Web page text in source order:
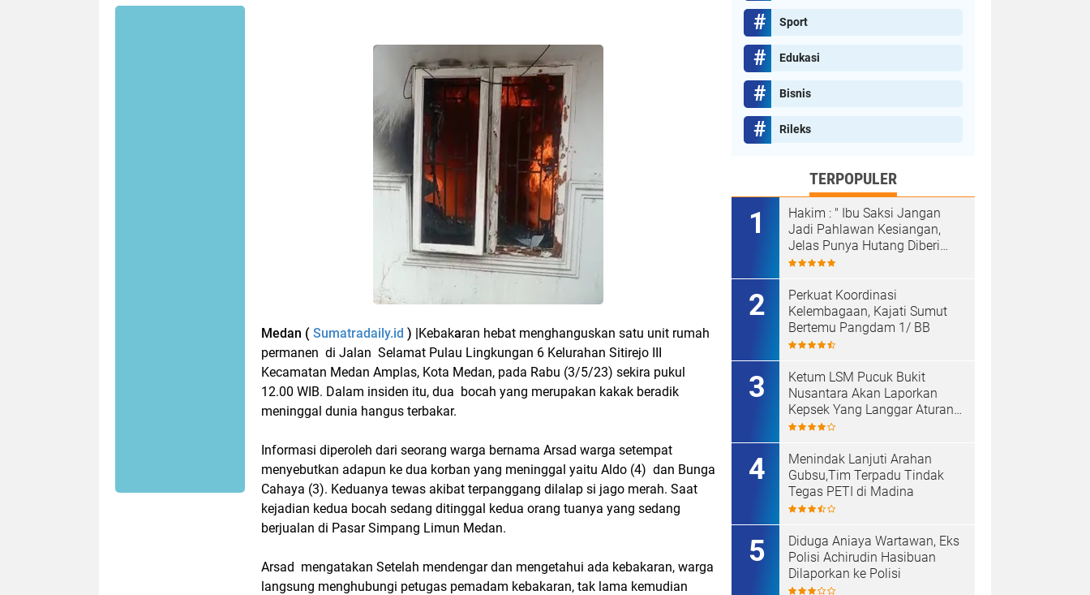
Medan ( Sumatradaily.id ) |Kebakaran hebat menghanguskan satu unit rumah
permanen di Jalan Selamat Pulau Lingkungan 6 Kelurahan Sitirejo III
Kecamatan Medan Amplas, Kota Medan, pada Rabu (3/5/23) sekira pukul
12.00 WIB. Dalam insiden itu, dua bocah yang merupakan kakak beradik
meninggal dunia hangus terbakar.
Informasi diperoleh dari seorang warga bernama Arsad warga setempat
menyebutkan adapun ke dua korban yang meninggal yaitu Aldo (4) dan Bunga
Cahaya (3). Keduanya tewas akibat terpanggang dilalap si jago merah. Saat
kejadian kedua bocah sedang ditinggal kedua orang tuanya yang sedang
berjualan di Pasar Simpang Limun Medan.
Arsad mengatakan Setelah mendengar dan mengetahui ada kebakaran, warga
langsung menghubungi petugas pemadam kebakaran, tak lama kemudian
Sport
Edukasi
Bisnis
Rileks
TERPOPULER
Hakim : " Ibu Saksi Jangan
Jadi Pahlawan Kesiangan,
Jelas Punya Hutang Diberi
Barang Lagi
Perkuat Koordinasi
Kelembagaan, Kajati Sumut
Bertemu Pangdam 1/ BB
Ketum LSM Pucuk Bukit
Nusantara Akan Laporkan
Kepsek Yang Langgar Aturan
Menteri ke APH , Terkait Dana
Menindak Lanjuti Arahan
Gubsu,Tim Terpadu Tindak
Tegas PETI di Madina
Diduga Aniaya Wartawan, Eks
Polisi Achirudin Hasibuan
Dilaporkan ke Polisi